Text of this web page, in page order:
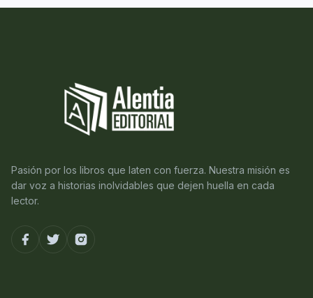
Pasión por los libros que laten con fuerza. Nuestra misión es
dar voz a historias inolvidables que dejen huella en cada
lector.